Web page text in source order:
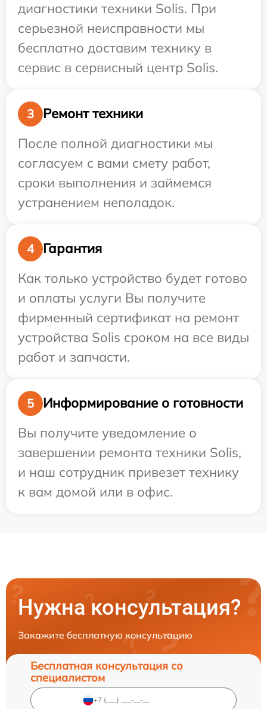
диагностики техники Solis. При
серьезной неисправности мы
бесплатно доставим технику в
сервис в сервисный центр Solis.
3
Ремонт техники
После полной диагностики мы
согласуем с вами смету работ,
сроки выполнения и займемся
устранением неполадок.
4
Гарантия
Как только устройство будет готово
и оплаты услуги Вы получите
фирменный сертификат на ремонт
устройства Solis сроком на все виды
работ и запчасти.
5
Информирование о готовности
Вы получите уведомление о
завершении ремонта техники Solis,
и наш сотрудник привезет технику
к вам домой или в офис.
Нужна консультация?
Закажите бесплатную консультацию
Бесплатная консультация со
специалистом